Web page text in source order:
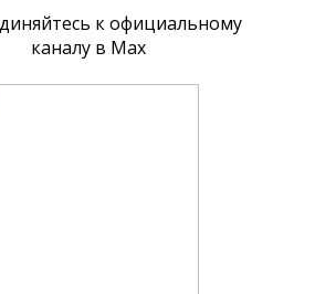
к официальному
каналу в Max